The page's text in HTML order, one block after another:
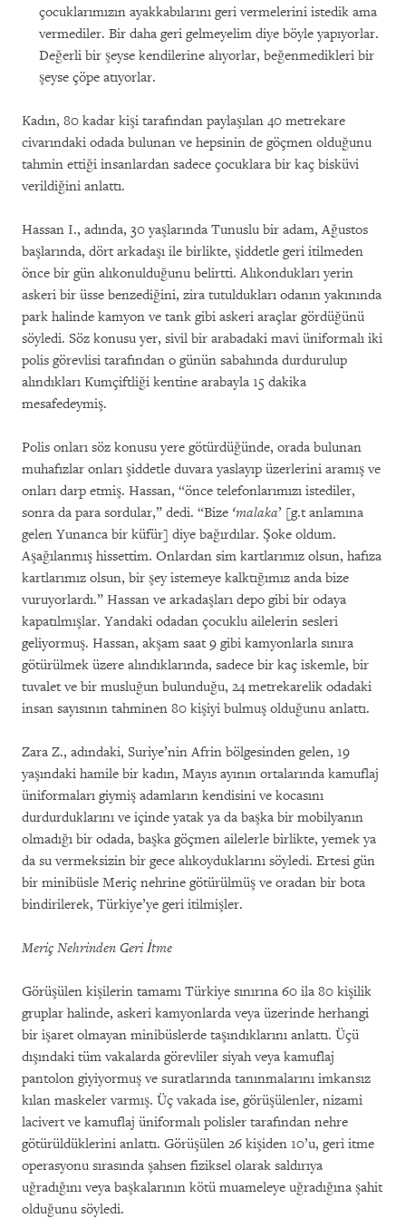
çocuklarımızın ayakkabılarını geri vermelerini istedik ama
vermediler. Bir daha geri gelmeyelim diye böyle yapıyorlar.
Değerli bir şeyse kendilerine alıyorlar, beğenmedikleri bir
şeyse çöpe atıyorlar.
Kadın, 80 kadar kişi tarafından paylaşılan 40 metrekare
civarındaki odada bulunan ve hepsinin de göçmen olduğunu
tahmin ettiği insanlardan sadece çocuklara bir kaç bisküvi
verildiğini anlattı.
Hassan I., adında, 30 yaşlarında Tunuslu bir adam, Ağustos
başlarında, dört arkadaşı ile birlikte, şiddetle geri itilmeden
önce bir gün alıkonulduğunu belirtti. Alıkondukları yerin
askeri bir üsse benzediğini, zira tutuldukları odanın yakınında
park halinde kamyon ve tank gibi askeri araçlar gördüğünü
söyledi. Söz konusu yer, sivil bir arabadaki mavi üniformalı iki
polis görevlisi tarafından o günün sabahında durdurulup
alındıkları Kumçiftliği kentine arabayla 15 dakika
mesafedeymiş.
Polis onları söz konusu yere götürdüğünde, orada bulunan
muhafızlar onları şiddetle duvara yaslayıp üzerlerini aramış ve
onları darp etmiş. Hassan, “önce telefonlarımızı istediler,
sonra da para sordular,” dedi. “Bize ‘malaka’ [g.t anlamına
gelen Yunanca bir küfür] diye bağırdılar. Şoke oldum.
Aşağılanmış hissettim. Onlardan sim kartlarımız olsun, hafıza
kartlarımız olsun, bir şey istemeye kalktığımız anda bize
vuruyorlardı.” Hassan ve arkadaşları depo gibi bir odaya
kapatılmışlar. Yandaki odadan çocuklu ailelerin sesleri
geliyormuş. Hassan, akşam saat 9 gibi kamyonlarla sınıra
götürülmek üzere alındıklarında, sadece bir kaç iskemle, bir
tuvalet ve bir musluğun bulunduğu, 24 metrekarelik odadaki
insan sayısının tahminen 80 kişiyi bulmuş olduğunu anlattı.
Zara Z., adındaki, Suriye’nin Afrin bölgesinden gelen, 19
yaşındaki hamile bir kadın, Mayıs ayının ortalarında kamuflaj
üniformaları giymiş adamların kendisini ve kocasını
durdurduklarını ve içinde yatak ya da başka bir mobilyanın
olmadığı bir odada, başka göçmen ailelerle birlikte, yemek ya
da su vermeksizin bir gece alıkoyduklarını söyledi. Ertesi gün
bir minibüsle Meriç nehrine götürülmüş ve oradan bir bota
bindirilerek, Türkiye’ye geri itilmişler.
Meriç Nehrinden Geri İtme
Görüşülen kişilerin tamamı Türkiye sınırına 60 ila 80 kişilik
gruplar halinde, askeri kamyonlarda veya üzerinde herhangi
bir işaret olmayan minibüslerde taşındıklarını anlattı. Üçü
dışındaki tüm vakalarda görevliler siyah veya kamuflaj
pantolon giyiyormuş ve suratlarında tanınmalarını imkansız
kılan maskeler varmış. Üç vakada ise, görüşülenler, nizami
lacivert ve kamuflaj üniformalı polisler tarafından nehre
götürüldüklerini anlattı. Görüşülen 26 kişiden 10’u, geri itme
operasyonu sırasında şahsen fiziksel olarak saldırıya
uğradığını veya başkalarının kötü muameleye uğradığına şahit
olduğunu söyledi.